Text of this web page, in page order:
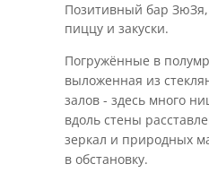
Позитивный бар
пиццу и закуски.
Погружённые в
выложенная из
залов - здесь много
вдоль стены
зеркал и природных
в обстановку.